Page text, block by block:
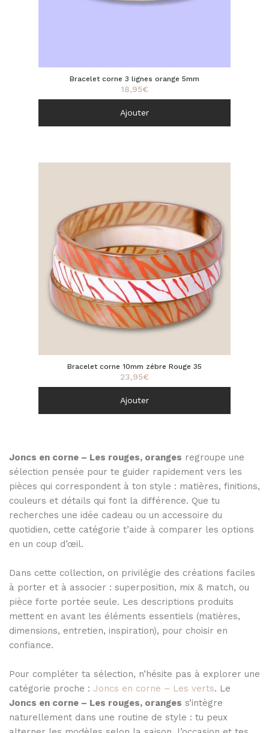
Bracelet corne 3 lignes orange 5mm
18,95€
Ajouter
Bracelet corne 10mm zébre Rouge 35
23,95€
Ajouter
Joncs en corne – Les rouges, oranges regroupe une
sélection pensée pour te guider rapidement vers les
pièces qui correspondent à ton style : matières, finitions,
couleurs et détails qui font la différence. Que tu
recherches une idée cadeau ou un accessoire du
quotidien, cette catégorie t’aide à comparer les options
en un coup d’œil.
Dans cette collection, on privilégie des créations faciles
à porter et à associer : superposition, mix & match, ou
pièce forte portée seule. Les descriptions produits
mettent en avant les éléments essentiels (matières,
dimensions, entretien, inspiration), pour choisir en
confiance.
Pour compléter ta sélection, n’hésite pas à explorer une
catégorie proche : Joncs en corne – Les verts. Le
Joncs en corne – Les rouges, oranges s’intègre
naturellement dans une routine de style : tu peux